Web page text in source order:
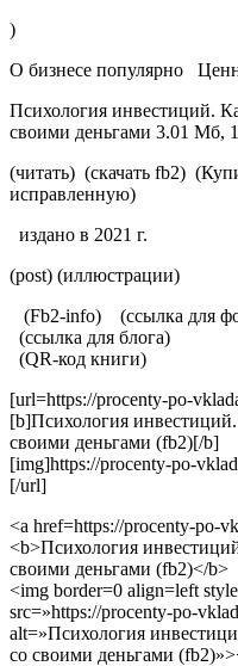
)
О бизнесе популярно
Психология инвестиций.
своими деньгами 3.01 Мб,
(читать) (скачать fb2)
исправленную)
издано в 2021 г.
(post) (иллюстрации)
(Fb2-info)
(ссылка для
(ссылка для блога)
(QR-код книги)
[url=https://procenty-po-
[b]Психология инвестиций.
своими деньгами (fb2)[/b]
[img]https://procenty-po-
[/url]
<a href=https://procenty-po-
<b>Психология
своими деньгами (fb2)</b>
<img border=0 align=left
src=»https://procenty-po-
alt=»Психология
со своими деньгами